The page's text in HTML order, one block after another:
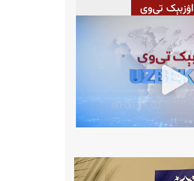
اۉزبېک تی‌وی